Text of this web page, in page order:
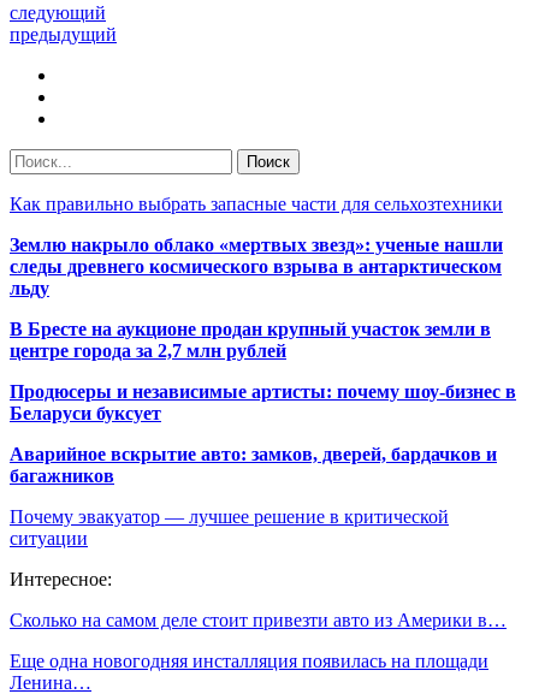
следующий
предыдущий
Как правильно выбрать запасные части для сельхозтехники
Землю накрыло облако «мертвых звезд»: ученые нашли
следы древнего космического взрыва в антарктическом
льду
В Бресте на аукционе продан крупный участок земли в
центре города за 2,7 млн рублей
Продюсеры и независимые артисты: почему шоу-бизнес в
Беларуси буксует
Аварийное вскрытие авто: замков, дверей, бардачков и
багажников
Почему эвакуатор — лучшее решение в критической
ситуации
Интересное:
Сколько на самом деле стоит привезти авто из Америки в…
Еще одна новогодняя инсталляция появилась на площади
Ленина…